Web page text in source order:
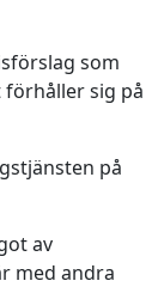
som
sig på
på
av
med andra